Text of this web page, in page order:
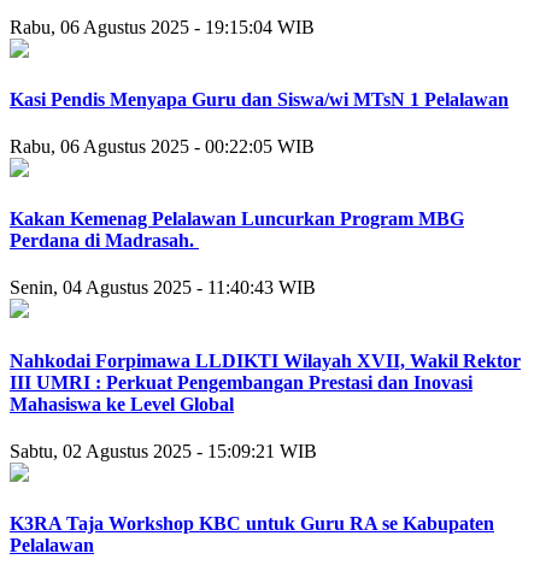
Rabu, 06 Agustus 2025 - 19:15:04 WIB
Kasi Pendis Menyapa Guru dan Siswa/wi MTsN 1 Pelalawan
Rabu, 06 Agustus 2025 - 00:22:05 WIB
Kakan Kemenag Pelalawan Luncurkan Program MBG
Perdana di Madrasah.
Senin, 04 Agustus 2025 - 11:40:43 WIB
Nahkodai Forpimawa LLDIKTI Wilayah XVII, Wakil Rektor
III UMRI : Perkuat Pengembangan Prestasi dan Inovasi
Mahasiswa ke Level Global
Sabtu, 02 Agustus 2025 - 15:09:21 WIB
K3RA Taja Workshop KBC untuk Guru RA se Kabupaten
Pelalawan